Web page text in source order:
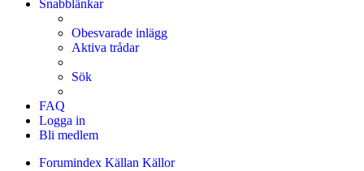
Snabblänkar
Obesvarade inlägg
Aktiva trådar
Sök
FAQ
Logga in
Bli medlem
Forumindex Källan Källor